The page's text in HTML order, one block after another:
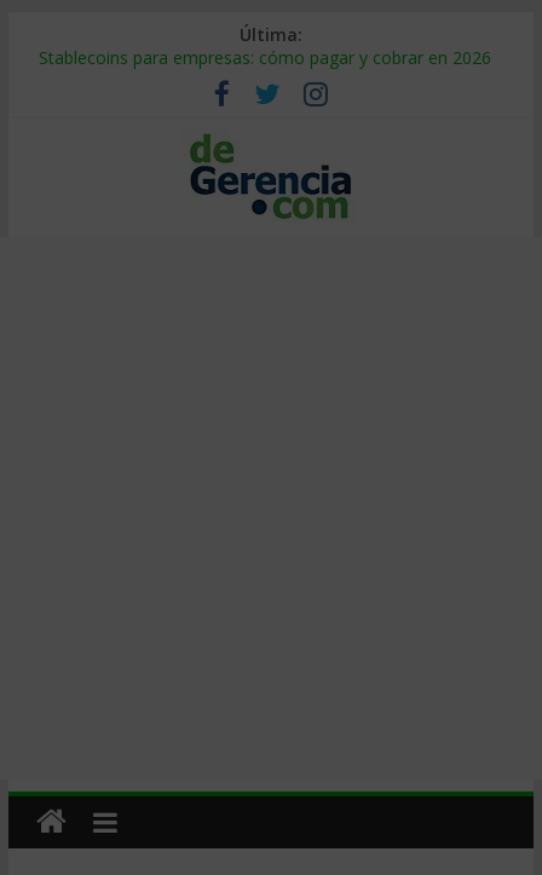
Última:
Stablecoins para empresas: cómo pagar y cobrar en 2026
Despido silencioso: qué es y por qué sale tan caro
IA en selección de personal: cómo auditarla a tiempo
Trabajo forzoso en la cadena de suministro: qué hacer
Mercado hispano de EE. UU.: cómo segmentarlo y venderle